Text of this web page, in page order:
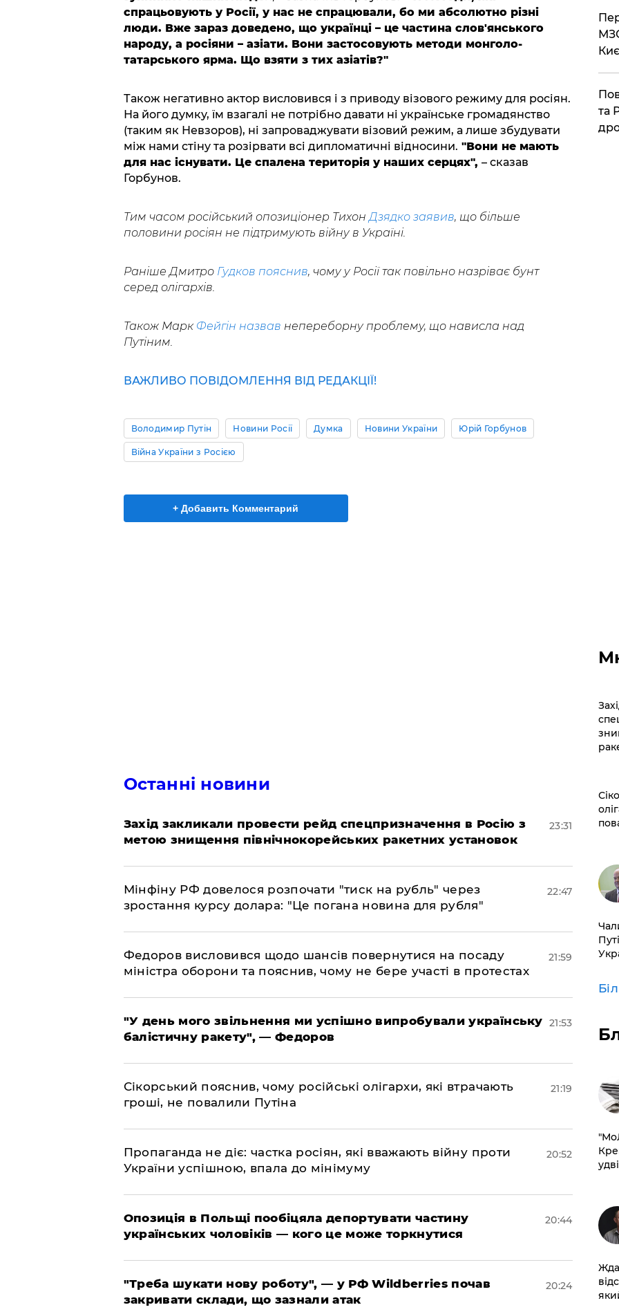
спрацьовують у Росії, у нас не спрацювали, бо ми абсолютно різні
люди. Вже зараз доведено, що українці – це частина слов'янського
народу, а росіяни – азіати. Вони застосовують методи монголо-
татарського ярма. Що взяти з тих азіатів?"
Також негативно актор висловився і з приводу візового режиму для росіян.
На його думку, їм взагалі не потрібно давати ні українське громадянство
(таким як Невзоров), ні запроваджувати візовий режим, а лише збудувати
між нами стіну та розірвати всі дипломатичні відносини. "Вони не мають
для нас існувати. Це спалена територія у наших серцях", – сказав
Горбунов.
Тим часом російський опозиціонер Тихон Дзядко заявив, що більше
половини росіян не підтримують війну в Україні.
Раніше ДмитроГудков пояснив, чому у Росії так повільно назріває бунт
серед олігархів.
Також Марк Фейгін назвав непереборну проблему, що нависла над
Путіним.
ВАЖЛИВО ПОВІДОМЛЕННЯ ВІД РЕДАКЦІЇ!
Володимир Путін Новини Росії Думка Новини України Юрій Горбунов
Війна України з Росією
+ Добавить Комментарий
Останні новини
​Захід закликали провести рейд спецпризначення в Росію з
метою знищення північнокорейських ракетних установок
23:31
​Мінфіну РФ довелося розпочати "тиск на рубль" через
зростання курсу долара: "Це погана новина для рубля"
22:47
​Федоров висловився щодо шансів повернутися на посаду
міністра оборони та пояснив, чому не бере участі в протестах
21:59
​"У день мого звільнення ми успішно випробували українську
балістичну ракету", — Федоров
21:53
​Сікорський пояснив, чому російські олігархи, які втрачають
гроші, не повалили Путіна
21:19
​Пропаганда не діє: частка росіян, які вважають війну проти
України успішною, впала до мінімуму
20:52
​Опозиція в Польщі пообіцяла депортувати частину
українських чоловіків — кого це може торкнутися
20:44
​"Треба шукати нову роботу", — у РФ Wildberries почав
закривати склади, що зазнали атак
20:24
та